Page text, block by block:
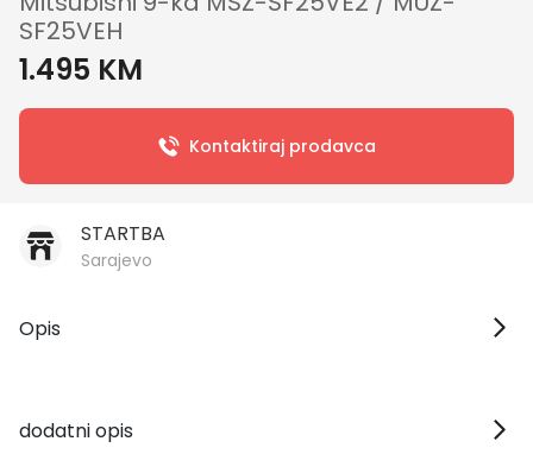
SF25VEH
1.495 KM
Kontaktiraj prodavca
STARTBA
Sarajevo
Opis
dodatni opis